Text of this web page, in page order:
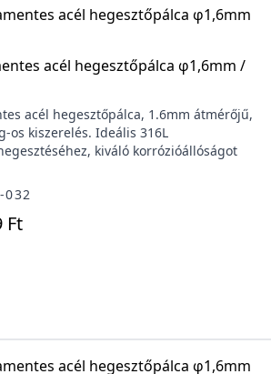
acél hegesztőpálca φ1,6mm /
acél hegesztőpálca, 1.6mm átmérőjű,
os kiszerelés. Ideális 316L
kiváló korrózióállóságot
032
Ft